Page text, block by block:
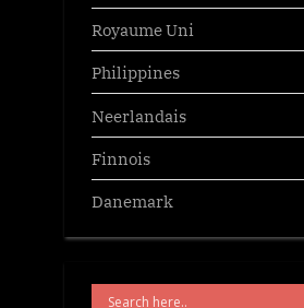
Royaume Uni
Philippines
Neerlandais
Finnois
Danemark